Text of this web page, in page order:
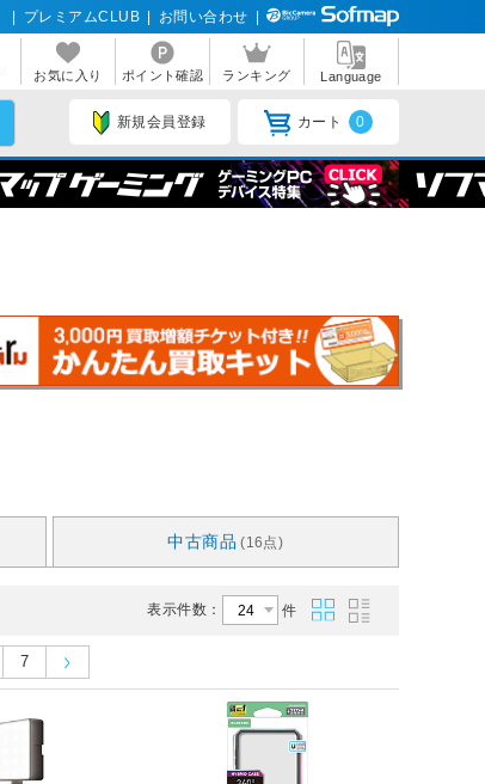
プレミアムCLUB お問い合わせ
お気に入り ポイント確認 ランキング Language
新規会員登録 カート 0
中古商品 (16点)
表示件数： 件
7